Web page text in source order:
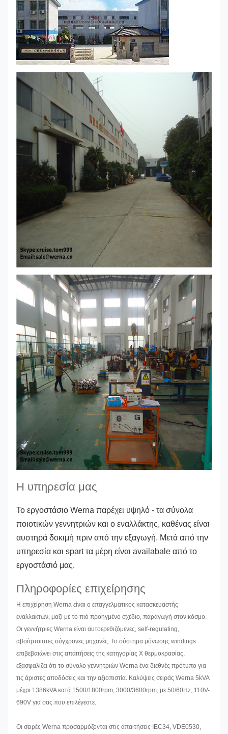
Η υπηρεσία μας
Το εργοστάσιο Werna παρέχει υψηλό - τα σύνολα
ποιοτικών γεννητριών και ο εναλλάκτης, καθένας είναι
αυστηρά δοκιμή πριν από την εξαγωγή. Μετά από την
υπηρεσία και spart τα μέρη είναι availabale από το
εργοστάσιό μας.
Πληροφορίες επιχείρησης
Η επιχείρηση Werna είναι ο επαγγελματικός κατασκευαστής
εναλλακτών, μαζί με το πιό προηγμένο σχέδιο, παραγωγή στον κόσμο.
Οι γεννήτριες Werna είναι αυτοερεθιζόμενες, self-regulating,
αβούρτσιστες σύγχρονες μηχανές. Το σύστημα μόνωσης windings
επιβεβαιώνει στις απαιτήσεις της κατηγορίας Χ θερμοκρασίας,
εξασφαλίζει ότι το σύνολο γεννητριών Werna ένα διεθνές πρότυπο για
τις άριστες αποδόσεις και την αξιοπιστία. Καλύψεις σειράς Werna 5kVA
μέχρι 1386kVA κατά 1500/1800rpm, 3000/3600rpm, με 50/60Hz, 110V-
690V για σας που επιλέγεστε.
Οι σειρές Werna προσαρμόζονται στις απαιτήσεις IEC34, VDE0530,